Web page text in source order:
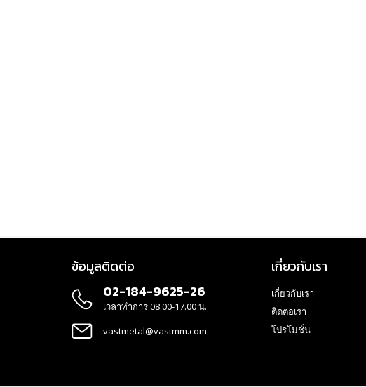
ข้อมูลติดต่อ
02-184-9625-26
เวลาทำการ 08.00-17.00 น.
vastmetal@vastmm.com
เกี่ยวกับเรา
เกี่ยวกับเรา
ติดต่อเรา
โปรโมชั่น